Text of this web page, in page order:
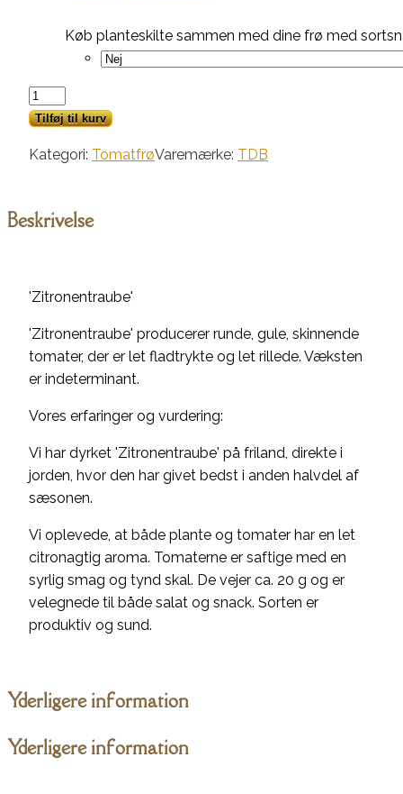
Køb planteskilte sammen med dine frø med
Zitronentraube
antal
Tilføj til kurv
Kategori: TomatfrøVaremærke: TDB
Beskrivelse
'Zitronentraube'
'Zitronentraube' producerer runde, gule, skinnende
tomater, der er let fladtrykte og let rillede. Væksten
er indeterminant.
Vores erfaringer og vurdering:
Vi har dyrket 'Zitronentraube' på friland, direkte i
jorden, hvor den har givet bedst i anden halvdel af
sæsonen.
Vi oplevede, at både plante og tomater har en let
citronagtig aroma. Tomaterne er saftige med en
syrlig smag og tynd skal. De vejer ca. 20 g og er
velegnede til både salat og snack. Sorten er
produktiv og sund.
Yderligere information
Yderligere information